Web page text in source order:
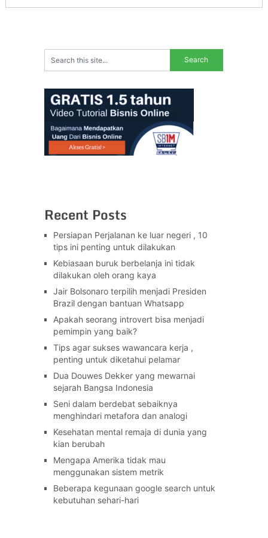
Recent Posts
Persiapan Perjalanan ke luar negeri , 10
tips ini penting untuk dilakukan
Kebiasaan buruk berbelanja ini tidak
dilakukan oleh orang kaya
Jair Bolsonaro terpilih menjadi Presiden
Brazil dengan bantuan Whatsapp
Apakah seorang introvert bisa menjadi
pemimpin yang baik?
Tips agar sukses wawancara kerja ,
penting untuk diketahui pelamar
Dua Douwes Dekker yang mewarnai
sejarah Bangsa Indonesia
Seni dalam berdebat sebaiknya
menghindari metafora dan analogi
Kesehatan mental remaja di dunia yang
kian berubah
Mengapa Amerika tidak mau
menggunakan sistem metrik
Beberapa kegunaan google search untuk
kebutuhan sehari-hari